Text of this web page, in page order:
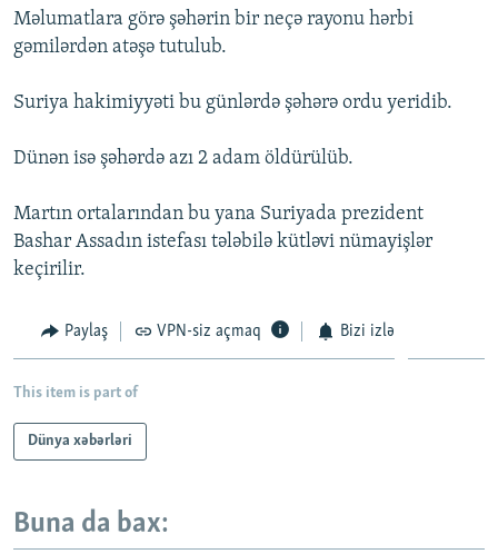
FOTOQALEREYA
KARIKATURA
OXU ZALI
İSLAM VƏ DEMOKRATIYA
İZ - MƏDƏNIYYƏT PROQRAMI
HAQQIMIZDA
PEŞƏ ETIKASI VƏ JURNALISTIKA STANDARTLARIMIZ
MATERIALLARIMIZDAN ISTIFADƏ
BIZIMLƏ ƏLAQƏ
XƏBƏR BÜLLETENLƏRIMIZ
BIZI IZLƏ
RFE/RL-in bütün saytları
Məlumatlara görə şəhərin bir neçə rayonu hərbi
gəmilərdən atəşə tutulub.
Suriya hakimiyyəti bu günlərdə şəhərə ordu yeridib.
Dünən isə şəhərdə azı 2 adam öldürülüb.
Martın ortalarından bu yana Suriyada prezident
Bashar Assadın istefası tələbilə kütləvi nümayişlər
keçirilir.
Paylaş VPN-siz açmaq Bizi izlə
This item is part of
Dünya xəbərləri
Buna da bax: